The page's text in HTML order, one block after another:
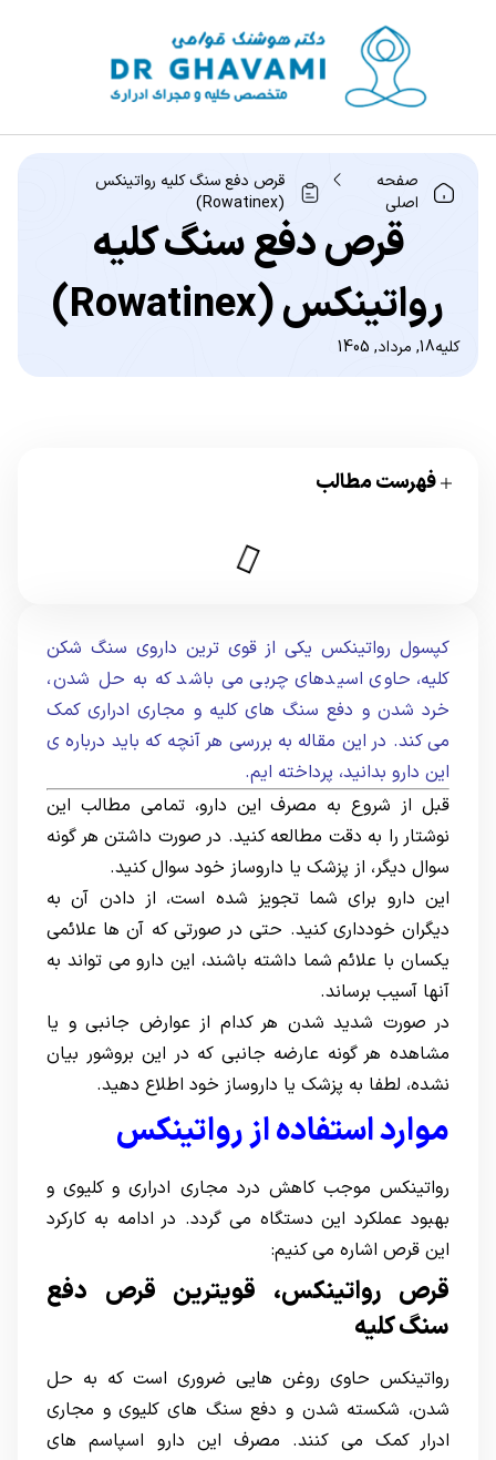
صفحه
اصلی
قرص دفع سنگ کلیه رواتینکس
(Rowatinex)
قرص دفع سنگ کلیه
رواتینکس (Rowatinex)
کلیه18, مرداد, 1405
فهرست مطالب
کپسول رواتینکس یکی از قوی ترین داروی سنگ شکن
کلیه، حاوی اسیدهای چربی می باشد که به حل شدن،
خرد شدن و دفع سنگ های کلیه و مجاری ادراری کمک
می کند. در این مقاله به بررسی هر آنچه که باید درباره ی
این دارو بدانید، پرداخته ایم.
قبل از شروع به مصرف این دارو، تمامی مطالب این
نوشتار را به دقت مطالعه کنید. در صورت داشتن هر گونه
سوال دیگر، از پزشک یا داروساز خود سوال کنید.
این دارو برای شما تجویز شده است، از دادن آن به
دیگران خودداری کنید. حتی در صورتی که آن ها علائمی
یکسان با علائم شما داشته باشند، این دارو می تواند به
آنها آسیب برساند.
در صورت شدید شدن هر کدام از عوارض جانبی و یا
مشاهده هر گونه عارضه جانبی که در این بروشور بیان
نشده، لطفا به پزشک یا داروساز خود اطلاع دهید.
موارد استفاده از رواتینکس
رواتینکس موجب کاهش درد مجاری ادراری و کلیوی و
بهبود عملکرد این دستگاه می گردد. در ادامه به کارکرد
این قرص اشاره می کنیم:
قرص رواتینکس، قویترین قرص دفع
سنگ کلیه
رواتینکس حاوی روغن هایی ضروری است که به حل
شدن، شکسته شدن و دفع سنگ های کلیوی و مجاری
ادرار کمک می کنند. مصرف این دارو اسپاسم های